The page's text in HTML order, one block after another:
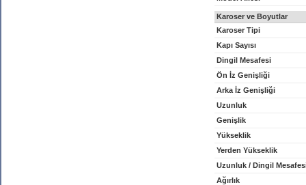
Karoser ve Boyutlar
Karoser Tipi
Kapı Sayısı
Dingil Mesafesi
Ön İz Genişliği
Arka İz Genişliği
Uzunluk
Genişlik
Yükseklik
Yerden Yükseklik
Uzunluk / Dingil
Ağırlık